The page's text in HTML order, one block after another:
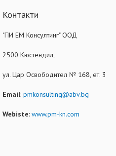
Контакти
"ПИ ЕМ Консултинг" ООД
2500 Кюстендил,
ул. Цар Освободител № 168, ет. 3
Email: pmkonsulting@abv.bg
Webiste: www.pm-kn.com